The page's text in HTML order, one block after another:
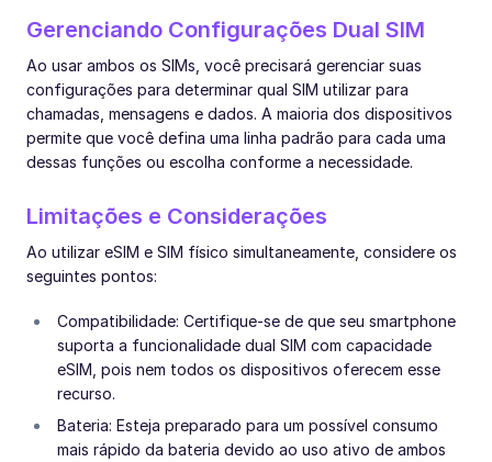
Gerenciando Configurações Dual SIM
Ao usar ambos os SIMs, você precisará gerenciar suas
configurações para determinar qual SIM utilizar para
chamadas, mensagens e dados. A maioria dos dispositivos
permite que você defina uma linha padrão para cada uma
dessas funções ou escolha conforme a necessidade.
Limitações e Considerações
Ao utilizar eSIM e SIM físico simultaneamente, considere os
seguintes pontos:
Compatibilidade: Certifique-se de que seu smartphone
suporta a funcionalidade dual SIM com capacidade
eSIM, pois nem todos os dispositivos oferecem esse
recurso.
Bateria: Esteja preparado para um possível consumo
mais rápido da bateria devido ao uso ativo de ambos